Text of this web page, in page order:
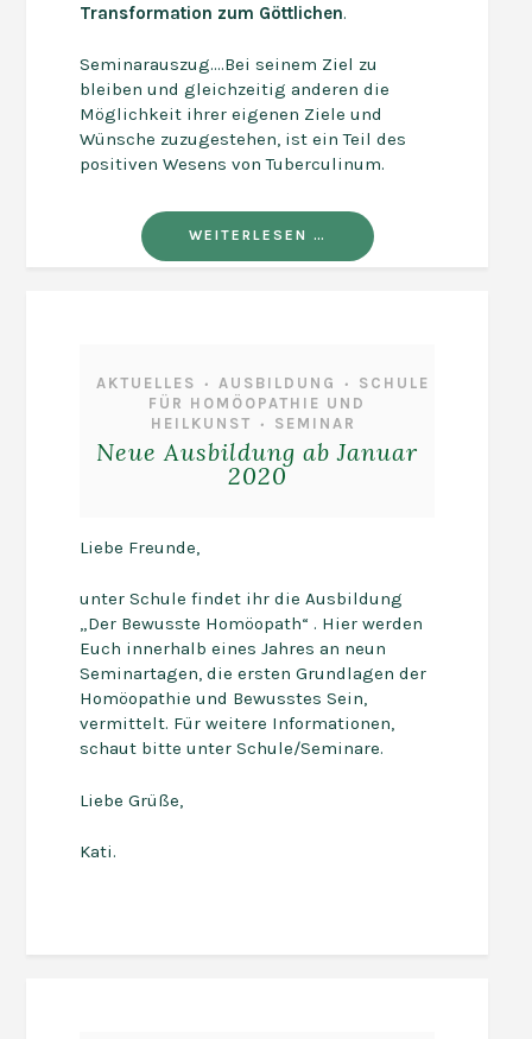
Transformation zum Göttlichen.
Seminarauszug….Bei seinem Ziel zu
bleiben und gleichzeitig anderen die
Möglichkeit ihrer eigenen Ziele und
Wünsche zuzugestehen, ist ein Teil des
positiven Wesens von Tuberculinum.
WEITERLESEN …
AKTUELLES • AUSBILDUNG •
SCHULE
FÜR HOMÖOPATHIE UND
HEILKUNST
• SEMINAR
Neue Ausbildung ab Januar
2020
Liebe Freunde,
unter Schule findet ihr die Ausbildung
„Der Bewusste Homöopath“ . Hier werden
Euch innerhalb eines Jahres an neun
Seminartagen, die ersten Grundlagen der
Homöopathie und Bewusstes Sein,
vermittelt. Für weitere Informationen,
schaut bitte unter Schule/Seminare.
Liebe Grüße,
Kati.